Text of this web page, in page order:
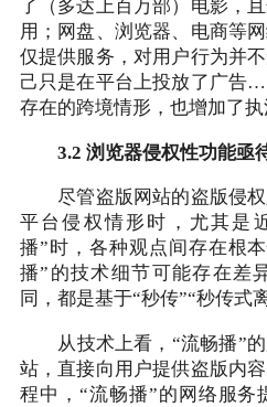
了（多达上百万部）电影，
用；网盘、浏览器、电商等
仅提供服务，对用户行为并
己只是在平台上投放了广告
存在的跨境情形，也增加了执
3.2 浏览器侵权性功能亟
尽管盗版网站的盗版侵权
平台侵权情形时，尤其是
播”时，各种观点间存在根
播”的技术细节可能存在差
同，都是基于“秒传”“秒传式
从技术上看，“流畅播”的
站，直接向用户提供盗版内
程中，“流畅播”的网络服务